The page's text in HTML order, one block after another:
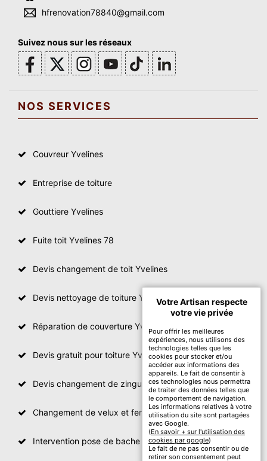
hfrenovation78840@gmail.com
Suivez nous sur les réseaux
NOS SERVICES
Couvreur Yvelines
Entreprise de toiture
Gouttiere Yvelines
Fuite toit Yvelines 78
Devis changement de toit Yvelines
Devis nettoyage de toiture Yvelines
Réparation de couverture Yvelines
Devis gratuit pour toiture Yvelines
Devis changement de zinguerie Yvelines
Changement de velux et fenêtre de toit Yvelines
Intervention pose de bache sur toit Yvelines
Votre Artisan respecte
votre vie privée
Pour offrir les meilleures
expériences, nous utilisons des
technologies telles que les
cookies pour stocker et/ou
accéder aux informations des
appareils. Le fait de consentir à
ces technologies nous permettra
de traiter des données telles que
le comportement de navigation.
Les informations relatives à votre
utilisation du site sont partagées
avec Google.
(En savoir + sur l'utilisation des
cookies par google)
Le fait de ne pas consentir ou de
retirer son consentement peut